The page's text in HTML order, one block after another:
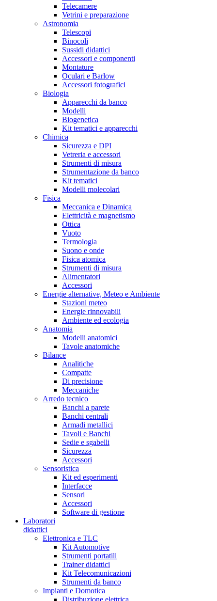
Telecamere
Vetrini e preparazione
Astronomia
Telescopi
Binocoli
Sussidi didattici
Accessori e componenti
Montature
Oculari e Barlow
Accessori fotografici
Biologia
Apparecchi da banco
Modelli
Biogenetica
Kit tematici e apparecchi
Chimica
Sicurezza e DPI
Vetreria e accessori
Strumenti di misura
Strumentazione da banco
Kit tematici
Modelli molecolari
Fisica
Meccanica e Dinamica
Elettricità e magnetismo
Ottica
Vuoto
Termologia
Suono e onde
Fisica atomica
Strumenti di misura
Alimentatori
Accessori
Energie alternative, Meteo e Ambiente
Stazioni meteo
Energie rinnovabili
Ambiente ed ecologia
Anatomia
Modelli anatomici
Tavole anatomiche
Bilance
Analitiche
Compatte
Di precisione
Meccaniche
Arredo tecnico
Banchi a parete
Banchi centrali
Armadi metallici
Tavoli e Banchi
Sedie e sgabelli
Sicurezza
Accessori
Sensoristica
Kit ed esperimenti
Interfacce
Sensori
Accessori
Software di gestione
Laboratori
didattici
Elettronica e TLC
Kit Automotive
Strumenti portatili
Trainer didattici
Kit Telecomunicazioni
Strumenti da banco
Impianti e Domotica
Distribuzione elettrica